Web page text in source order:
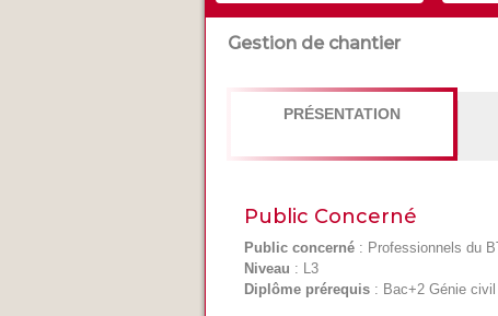
Gestion de chantier
PRÉSENTATION
Public Concerné
Public concerné : Professionnels du
Niveau : L3
Diplôme prérequis : Bac+2 Génie civil